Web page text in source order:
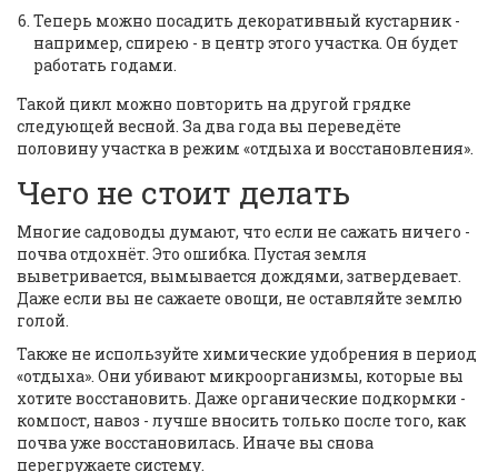
Теперь можно посадить декоративный кустарник -
например, спирею - в центр этого участка. Он будет
работать годами.
Такой цикл можно повторить на другой грядке
следующей весной. За два года вы переведёте
половину участка в режим «отдыха и восстановления».
Чего не стоит делать
Многие садоводы думают, что если не сажать ничего -
почва отдохнёт. Это ошибка. Пустая земля
выветривается, вымывается дождями, затвердевает.
Даже если вы не сажаете овощи, не оставляйте землю
голой.
Также не используйте химические удобрения в период
«отдыха». Они убивают микроорганизмы, которые вы
хотите восстановить. Даже органические подкормки -
компост, навоз - лучше вносить только после того, как
почва уже восстановилась. Иначе вы снова
перегружаете систему.